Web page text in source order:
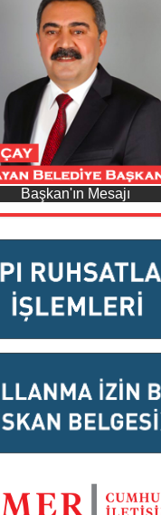
Başkan'ın Mesajı